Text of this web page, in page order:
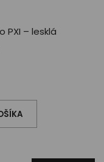
PXI – lesklá